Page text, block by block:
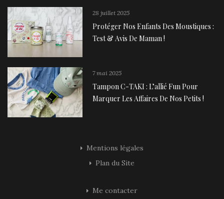
28 juillet 2025
Protéger Nos Enfants Des Moustiques :
Test & Avis De Maman !
7 mai 2025
Tampon C-TAKI : L’allié Fun Pour
Marquer Les Affaires De Nos Petits !
Mentions légales
Plan du Site
Me contacter